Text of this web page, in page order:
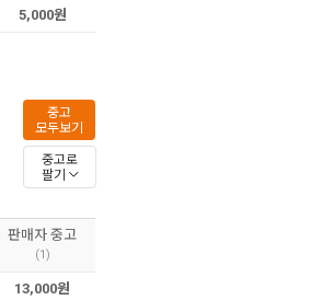
5,000원
중고
모두보기
중고로
팔기
판매자 중고
(1)
13,000원